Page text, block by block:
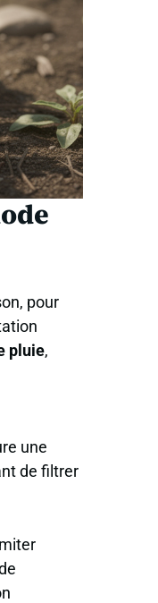
pour
pluie,
une
de filtrer